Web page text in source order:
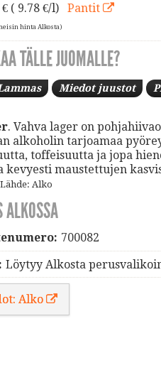
€ ( 9.78 €/l) Pantit
hinta Alkosta)
TÄLLE JUOMALLE?
Miedot juustot
. Vahva lager on
alkoholin tarjoamaa
toffeisuutta ja jopa
kevyesti maustettujen
Lähde: Alko
ALKOSSA
700082
Löytyy Alkosta
Alko